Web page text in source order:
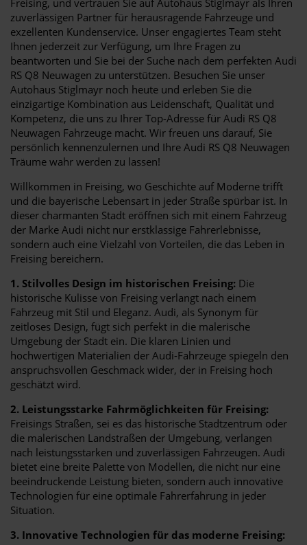
zuverlässigen Partner für herausragende Fahrzeuge und
exzellenten Kundenservice. Unser engagiertes Team steht
Ihnen jederzeit zur Verfügung, um Ihre Fragen zu
beantworten und Sie bei der Suche nach dem perfekten Audi
RS Q8 Neuwagen zu unterstützen. Besuchen Sie unser
Autohaus Stiglmayr noch heute und erleben Sie die
einzigartige Kombination aus Leidenschaft, Qualität und
Kompetenz, die uns zu Ihrer Top-Adresse für Audi RS Q8
Neuwagen Fahrzeuge macht. Wir freuen uns darauf, Sie
persönlich kennenzulernen und Ihre Audi RS Q8 Neuwagen
Träume wahr werden zu lassen!
Willkommen in Freising, wo Geschichte auf Moderne trifft
und die bayerische Lebensart in jeder Straße spürbar ist. In
dieser charmanten Stadt eröffnen sich mit einem Fahrzeug
der Marke Audi nicht nur erstklassige Fahrerlebnisse,
sondern auch eine Vielzahl von Vorteilen, die das Leben in
Freising bereichern.
1. Stilvolles Design im historischen Freising: Die
historische Kulisse von Freising verlangt nach einem
Fahrzeug mit Stil und Eleganz. Audi, als Synonym für
zeitloses Design, fügt sich perfekt in die malerische
Umgebung der Stadt ein. Die klaren Linien und
hochwertigen Materialien der Audi-Fahrzeuge spiegeln den
anspruchsvollen Geschmack wider, der in Freising hoch
geschätzt wird.
2. Leistungsstarke Fahrmöglichkeiten für Freising:
Freisings Straßen, sei es das historische Stadtzentrum oder
die malerischen Landstraßen der Umgebung, verlangen
nach leistungsstarken und zuverlässigen Fahrzeugen. Audi
bietet eine breite Palette von Modellen, die nicht nur eine
beeindruckende Leistung bieten, sondern auch innovative
Technologien für eine optimale Fahrerfahrung in jeder
Situation.
3. Innovative Technologien für das moderne Freising: